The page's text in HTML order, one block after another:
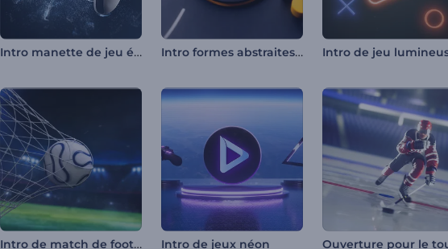
Intro manette de jeu éclatante Intro formes abstraites 3D Intro de jeu
Intro de match de football Intro de jeux néon